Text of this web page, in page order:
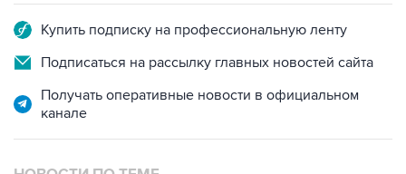
Купить подписку на профессиональную ленту
Подписаться на рассылку главных новостей сайта
Получать оперативные новости в официальном
канале